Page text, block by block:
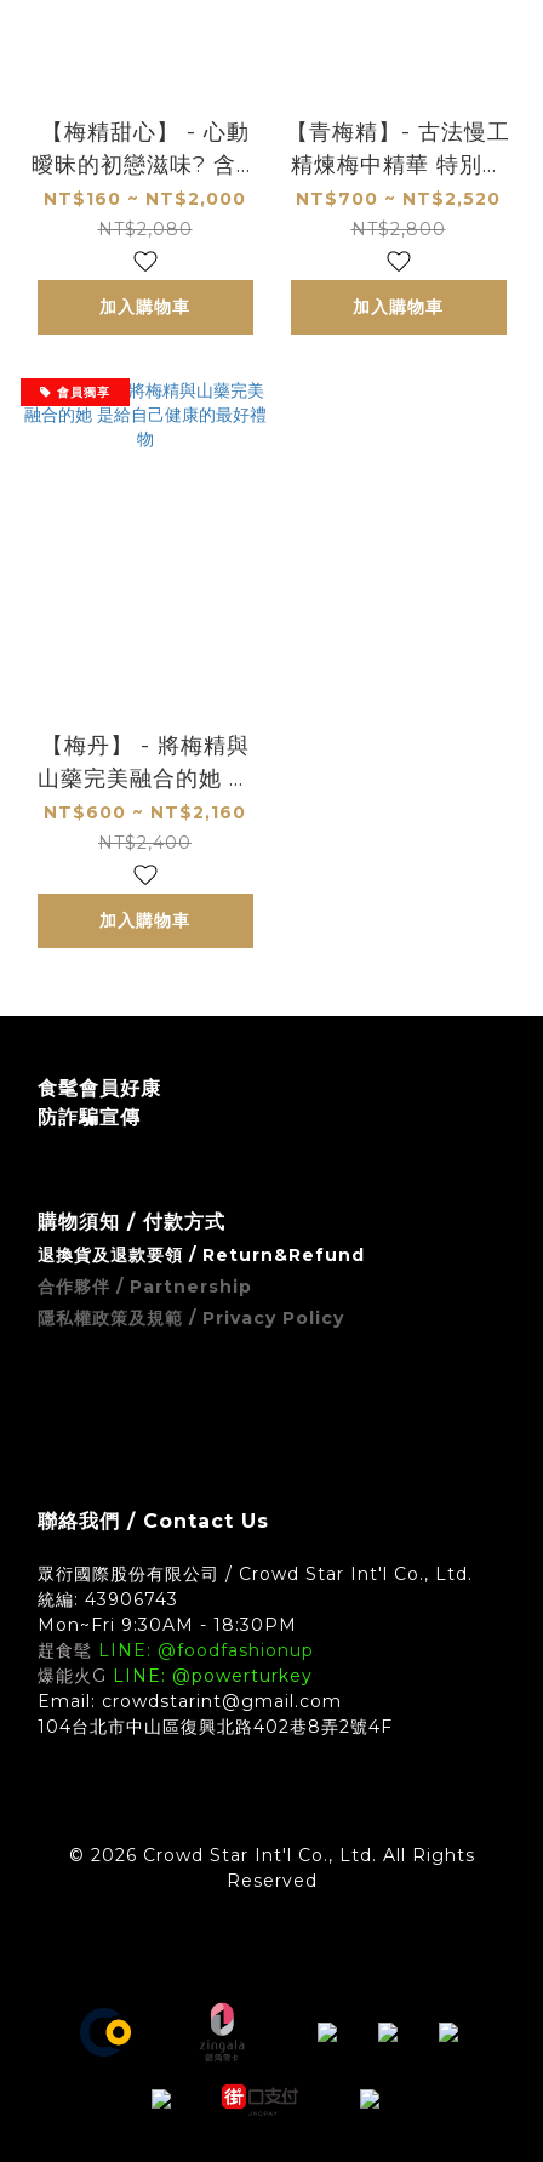
【梅精甜心】 - 心動
曖昧的初戀滋味? 含了
就秒懂
NT$160 ~ NT$2,000
NT$2,080
加入購物車
【青梅精】- 古法慢工
精煉梅中精華 特別的
梅給愛自己的你
NT$700 ~ NT$2,520
NT$2,800
加入購物車
會員獨享
【梅丹】 - 將梅精與
山藥完美融合的她 是
給自己健康的最好禮物
NT$600 ~ NT$2,160
NT$2,400
加入購物車
食髦會員好康
防詐騙宣傳
購物須知 / 付款方式
退換貨及退款要領 / Return&Refund
合作夥伴 / Partnership
隱私權政策及規範 / Privacy Policy
聯絡我們 / Contact Us
眾衍國際股份有限公司 / Crowd Star Int'l Co., Ltd.
統編: 43906743
Mon~Fri 9:30AM - 18:30PM
趕食髦 LINE: @foodfashionup
爆能火G LINE: @powerturkey
Email: crowdstarint@gmail.com
104台北市中山區復興北路402巷8弄2號4F
© 2026 Crowd Star Int'l Co., Ltd. All Rights
Reserved